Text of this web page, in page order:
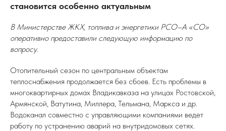
становится особенно актуальным
В Министерстве ЖКХ, топлива и энергетики РСО–А «СО»
оперативно предоставили следующую информацию по
вопросу.
Отопительный сезон по центральным объектам
теплоснабжения продолжается без сбоев. Есть проблемы в
многоквартирных домах Владикавказа на улицах Ростовской,
Армянской, Ватутина, Миллера, Тельмана, Маркса и др.
Водоканал совместно с управляющими компаниями ведет
работу по устранению аварий на внутридомовых сетях.